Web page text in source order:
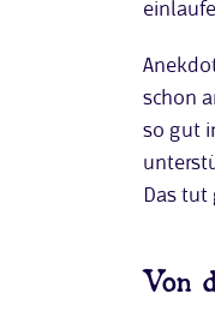
schon
so gut
Das
Von